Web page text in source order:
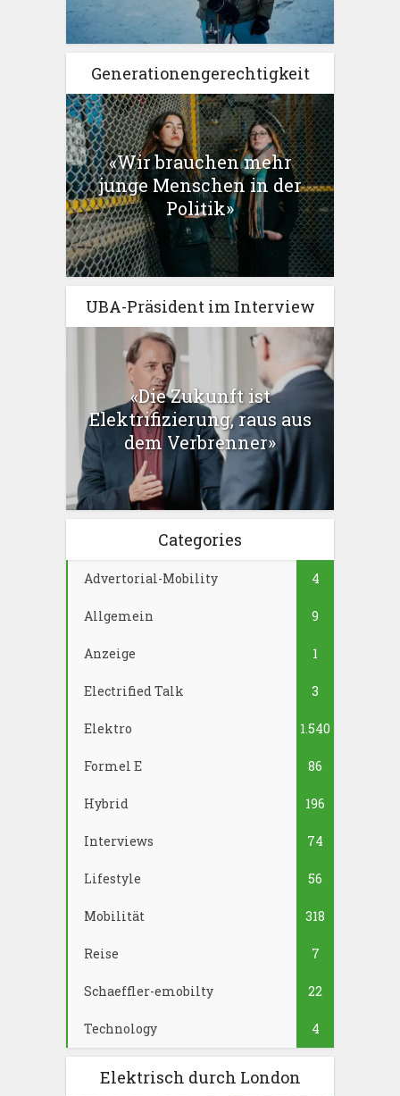
Generationengerechtigkeit
«Wir brauchen mehr
junge Menschen in der
Politik»
UBA-Präsident im Interview
«Die Zukunft ist
Elektrifizierung, raus aus
dem Verbrenner»
Categories
Advertorial-Mobility 4
Allgemein 9
Anzeige 1
Electrified Talk 3
Elektro 1.540
Formel E 86
Hybrid 196
Interviews 74
Lifestyle 56
Mobilität 318
Reise 7
Schaeffler-emobilty 22
Technology 4
Elektrisch durch London